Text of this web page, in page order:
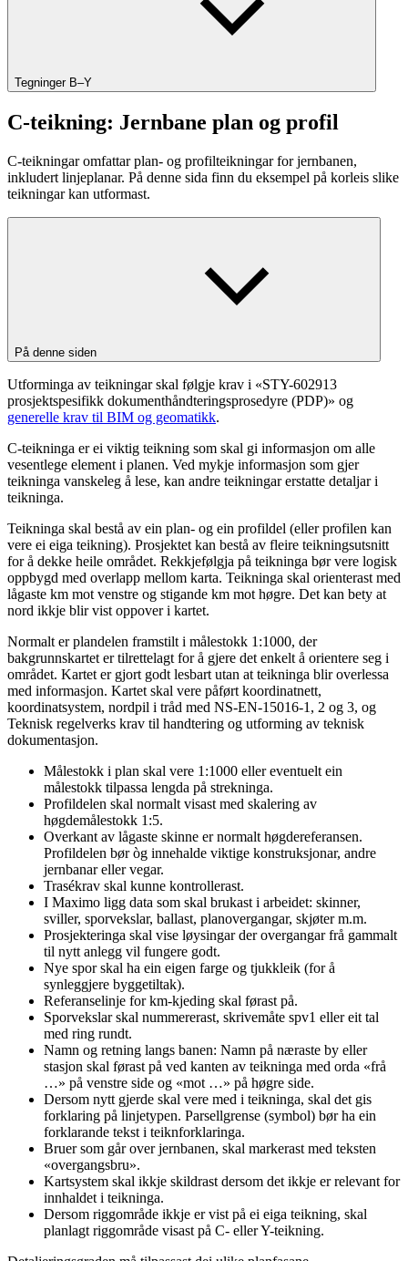
Tegninger B–Y
C-teikning: Jernbane plan og profil
C-teikningar omfattar plan- og profilteikningar for jernbanen,
inkludert linjeplanar. På denne sida finn du eksempel på korleis slike
teikningar kan utformast.
På denne siden
Utforminga av teikningar skal følgje krav i «STY-602913
prosjektspesifikk dokumenthåndteringsprosedyre (PDP)» og
generelle krav til BIM og geomatikk.
C-teikninga er ei viktig teikning som skal gi informasjon om alle
vesentlege element i planen. Ved mykje informasjon som gjer
teikninga vanskeleg å lese, kan andre teikningar erstatte detaljar i
teikninga.
Teikninga skal bestå av ein plan- og ein profildel (eller profilen kan
vere ei eiga teikning). Prosjektet kan bestå av fleire teikningsutsnitt
for å dekke heile området. Rekkjefølgja på teikninga bør vere logisk
oppbygd med overlapp mellom karta. Teikninga skal orienterast med
lågaste km mot venstre og stigande km mot høgre. Det kan bety at
nord ikkje blir vist oppover i kartet.
Normalt er plandelen framstilt i målestokk 1:1000, der
bakgrunnskartet er tilrettelagt for å gjere det enkelt å orientere seg i
området. Kartet er gjort godt lesbart utan at teikninga blir overlessa
med informasjon. Kartet skal vere påført koordinatnett,
koordinatsystem, nordpil i tråd med NS-EN-15016-1, 2 og 3, og
Teknisk regelverks krav til handtering og utforming av teknisk
dokumentasjon.
Målestokk i plan skal vere 1:1000 eller eventuelt ein
målestokk tilpassa lengda på strekninga.
Profildelen skal normalt visast med skalering av
høgdemålestokk 1:5.
Overkant av lågaste skinne er normalt høgdereferansen.
Profildelen bør òg innehalde viktige konstruksjonar, andre
jernbanar eller vegar.
Trasékrav skal kunne kontrollerast.
I Maximo ligg data som skal brukast i arbeidet: skinner,
sviller, sporvekslar, ballast, planovergangar, skjøter m.m.
Prosjekteringa skal vise løysingar der overgangar frå gammalt
til nytt anlegg vil fungere godt.
Nye spor skal ha ein eigen farge og tjukkleik (for å
synleggjere byggetiltak).
Referanselinje for km-kjeding skal førast på.
Sporvekslar skal nummererast, skrivemåte spv1 eller eit tal
med ring rundt.
Namn og retning langs banen: Namn på næraste by eller
stasjon skal førast på ved kanten av teikninga med orda «frå
…» på venstre side og «mot …» på høgre side.
Dersom nytt gjerde skal vere med i teikninga, skal det gis
forklaring på linjetypen. Parsellgrense (symbol) bør ha ein
forklarande tekst i teiknforklaringa.
Bruer som går over jernbanen, skal markerast med teksten
«overgangsbru».
Kartsystem skal ikkje skildrast dersom det ikkje er relevant for
innhaldet i teikninga.
Dersom riggområde ikkje er vist på ei eiga teikning, skal
planlagt riggområde visast på C- eller Y-teikning.